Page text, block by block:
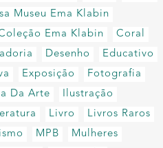
Museu Ema Klabin
Ema Klabin
Coral
Desenho
Educativo
Exposição
Fotografia
Da Arte
Ilustração
Livro
Livros Raros
MPB
Mulheres